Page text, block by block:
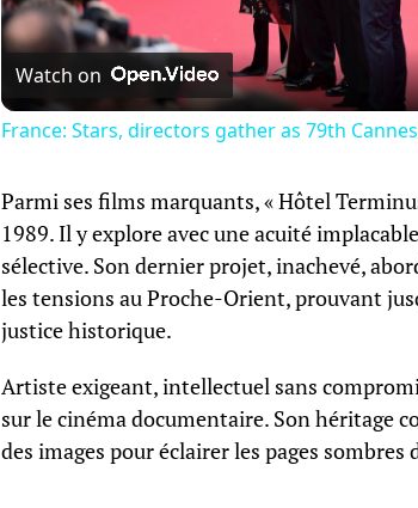
Watch on
France: Stars, directors gather as 79th
Parmi ses films marquants, « Hôtel
1989. Il y explore avec une acuité
sélective. Son dernier projet, inachevé,
les tensions au Proche-Orient, prouvant
justice historique.
Artiste exigeant, intellectuel sans
sur le cinéma documentaire. Son héritage
des images pour éclairer les pages sombres